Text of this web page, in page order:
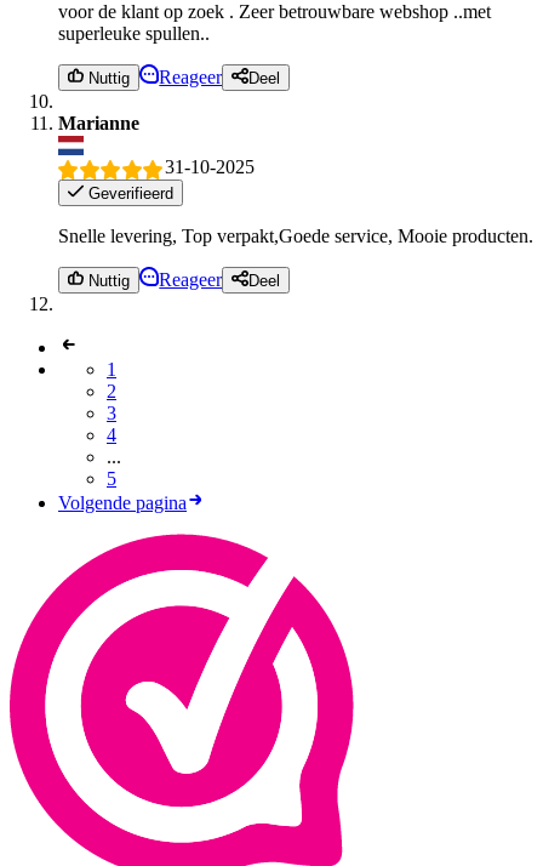
voor de klant op zoek . Zeer betrouwbare webshop ..met
superleuke spullen..
Nuttig Reageer Deel
Marianne
31-10-2025
Geverifieerd
Snelle levering, Top verpakt,Goede service, Mooie producten.
Nuttig Reageer Deel
1
2
3
4
...
5
Volgende pagina